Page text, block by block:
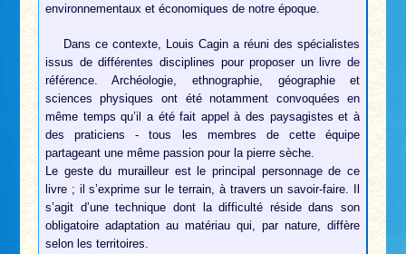
environnementaux et économiques de notre époque.
Dans ce contexte, Louis Cagin a réuni des spécialistes
issus de différentes disciplines pour proposer un livre de
référence. Archéologie, ethnographie, géographie et
sciences physiques ont été notamment convoquées en
même temps qu’il a été fait appel à des paysagistes et à
des praticiens - tous les membres de cette équipe
partageant une même passion pour la pierre sèche.
Le geste du murailleur est le principal personnage de ce
livre ; il s’exprime sur le terrain, à travers un savoir-faire. Il
s’agit d’une technique dont la difficulté réside dans son
obligatoire adaptation au matériau qui, par nature, diffère
selon les territoires.